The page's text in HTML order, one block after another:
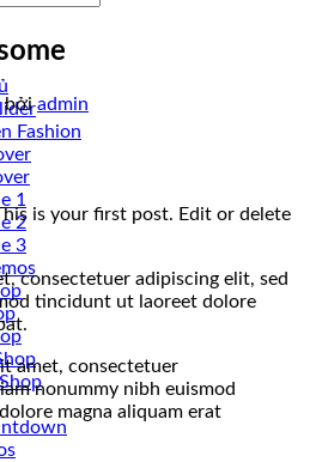
Fashion
1
2
3
bởiadmin
is your first post. Edit or delete
consectetuer adipiscing elit, sed
tincidunt ut laoreet dolore
amet, consectetuer
nonummy nibh euismod
magna aliquam erat